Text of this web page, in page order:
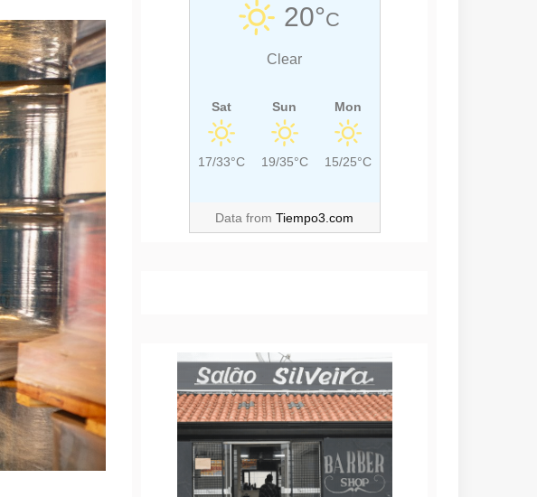
20°C
Clear
Sat
17/33°C
Sun
19/35°C
Mon
15/25°C
Data fromTiempo3.com